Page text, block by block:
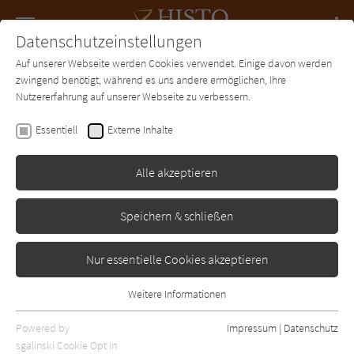
SUCHE Forum Charts Newsletter
Andrea Schacht
Kreuzblume
Erschienen: Januar 2007 Bibliogr. Angaben
Datenschutzeinstellungen
Auf unserer Webseite werden Cookies verwendet. Einige davon werden
zwingend benötigt, während es uns andere ermöglichen, Ihre
Nutzererfahrung auf unserer Webseite zu verbessern.
Essentiell Externe Inhalte
Alle akzeptieren
Speichern & schließen
Nur essentielle Cookies akzeptieren
Essentielle Cookies werden für grundlegende Funktionen der
Webseite benötigt. Dadurch ist gewährleistet, dass die Webseite
Weitere Informationen
Powered by
sgalinski Cookie Opt In
Impressum | Datenschutz